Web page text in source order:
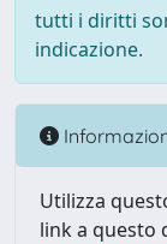
tutti i diritti
indicazione.
Utilizza
link a questo